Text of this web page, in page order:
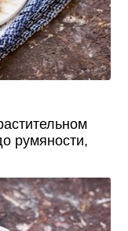
румяности,